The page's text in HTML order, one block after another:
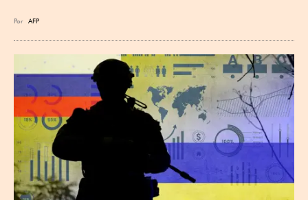
Por AFP